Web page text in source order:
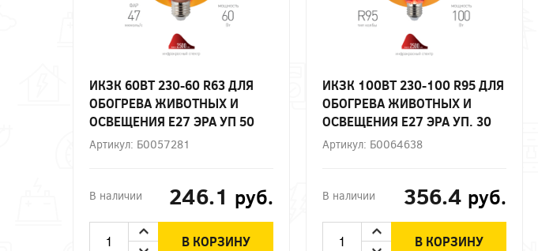
ИКЗК 60ВТ 230-60 R63 ДЛЯ
ОБОГРЕВА ЖИВОТНЫХ И
ОСВЕЩЕНИЯ Е27 ЭРА УП 50
Артикул: Б0057281
В наличии 246.1 руб.
В КОРЗИНУ
ИКЗК 100ВТ 230-100 R95 ДЛЯ
ОБОГРЕВА ЖИВОТНЫХ И
ОСВЕЩЕНИЯ Е27 ЭРА УП. 30
Артикул: Б0064638
В наличии 356.4 руб.
В КОРЗИНУ